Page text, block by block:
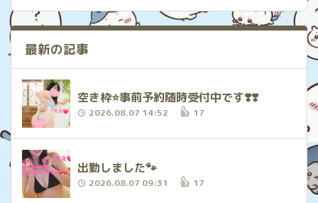
最新の記事
空き枠⭐️事前予約随時受付中です❣️❣️
2026.08.07 14:52 17
出勤しました🐾
2026.08.07 09:31 17